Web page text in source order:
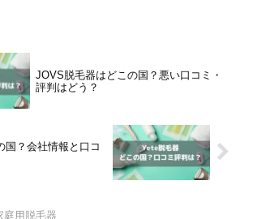
JOVS脱毛器はどこの国？悪い口コミ・
評判はどう？
国？会社情報と口コ
庭用脱毛器